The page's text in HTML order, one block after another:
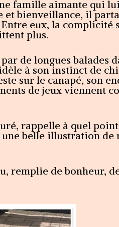
famille aimante qui
et bienveillance, il
eux, la complicité
plus.
de longues balades
à son instinct de
sur le canapé, son
de jeux viennent
rappelle à quel
belle illustration de
remplie de bonheur,